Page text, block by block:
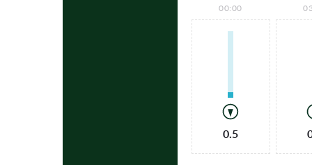
00:00
0.5